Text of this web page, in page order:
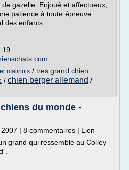
gazelle. Enjoué et affectueux,
patience à toute épreuve.
des enfants...
malinois / tres grand chien
/ chien berger allemand /
du monde -
| 8 commentaires | Lien
grand qui ressemble au Colley